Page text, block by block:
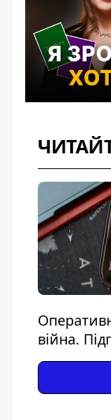
війна.